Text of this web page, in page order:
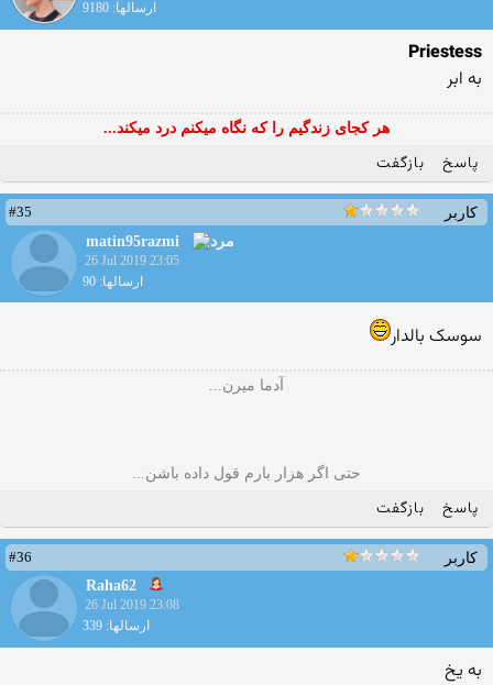
ارسالها: 9180
Priestess
به ابر
هر کجای زندگیم را که نگاه میکنم درد میکند...
پاسخ بازگفت
کاربر
#35
matin95razmi
26 Jul 2019 23:05
ارسالها: 90
سوسک بالدار
آدما میرن...
حتی اگر هزار بارم قول داده باشن...
پاسخ بازگفت
کاربر
#36
Raha62
26 Jul 2019 23:08
ارسالها: 339
به یخ